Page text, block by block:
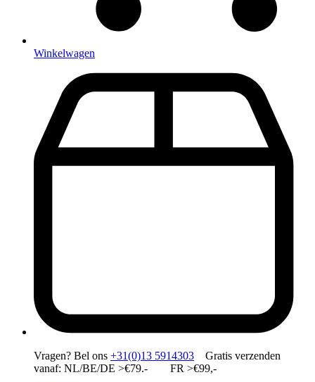
Winkelwagen
Vragen? Bel ons +31(0)13 5914303 Gratis verzenden
vanaf: NL/BE/DE >€79.- FR >€99,-